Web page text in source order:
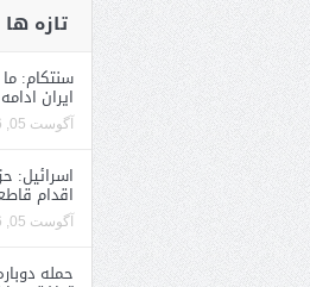
تازه ها
سنتکام:
ایران
آگوست 05, 2026
اسرائیل:
اقدام
آگوست 05, 2026
حمله